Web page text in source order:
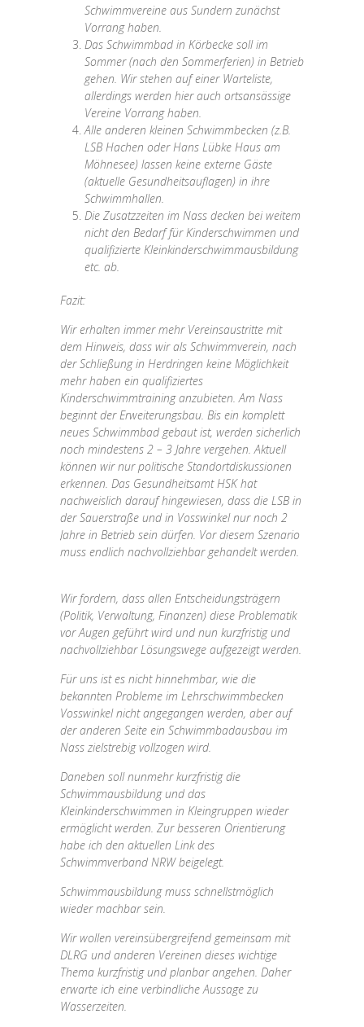
Schwimmvereine aus Sundern zunächst
Vorrang haben.
Das Schwimmbad in Körbecke soll im
Sommer (nach den Sommerferien) in Betrieb
gehen. Wir stehen auf einer Warteliste,
allerdings werden hier auch ortsansässige
Vereine Vorrang haben.
Alle anderen kleinen Schwimmbecken (z.B.
LSB Hachen oder Hans Lübke Haus am
Möhnesee) lassen keine externe Gäste
(aktuelle Gesundheitsauflagen) in ihre
Schwimmhallen.
Die Zusatzzeiten im Nass decken bei weitem
nicht den Bedarf für Kinderschwimmen und
qualifizierte Kleinkinderschwimmausbildung
etc. ab.
Fazit:
Wir erhalten immer mehr Vereinsaustritte mit
dem Hinweis, dass wir als Schwimmverein, nach
der Schließung in Herdringen keine Möglichkeit
mehr haben ein qualifiziertes
Kinderschwimmtraining anzubieten. Am Nass
beginnt der Erweiterungsbau. Bis ein komplett
neues Schwimmbad gebaut ist, werden sicherlich
noch mindestens 2 – 3 Jahre vergehen. Aktuell
können wir nur politische Standortdiskussionen
erkennen. Das Gesundheitsamt HSK hat
nachweislich darauf hingewiesen, dass die LSB in
der Sauerstraße und in Vosswinkel nur noch 2
Jahre in Betrieb sein dürfen. Vor diesem Szenario
muss endlich nachvollziehbar gehandelt werden.
Wir fordern, dass allen Entscheidungsträgern
(Politik, Verwaltung, Finanzen) diese Problematik
vor Augen geführt wird und nun kurzfristig und
nachvollziehbar Lösungswege aufgezeigt werden.
Für uns ist es nicht hinnehmbar, wie die
bekannten Probleme im Lehrschwimmbecken
Vosswinkel nicht angegangen werden, aber auf
der anderen Seite ein Schwimmbadausbau im
Nass zielstrebig vollzogen wird.
Daneben soll nunmehr kurzfristig die
Schwimmausbildung und das
Kleinkinderschwimmen in Kleingruppen wieder
ermöglicht werden. Zur besseren Orientierung
habe ich den aktuellen Link des
Schwimmverband NRW beigelegt.
Schwimmausbildung muss schnellstmöglich
wieder machbar sein.
Wir wollen vereinsübergreifend gemeinsam mit
DLRG und anderen Vereinen dieses wichtige
Thema kurzfristig und planbar angehen. Daher
erwarte ich eine verbindliche Aussage zu
Wasserzeiten.